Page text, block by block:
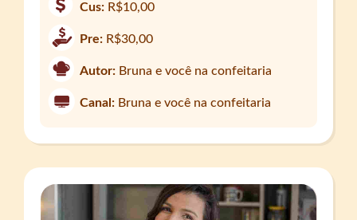
Cus: R$10,00
Pre: R$30,00
Autor: Bruna e você na confeitaria
Canal: Bruna e você na confeitaria